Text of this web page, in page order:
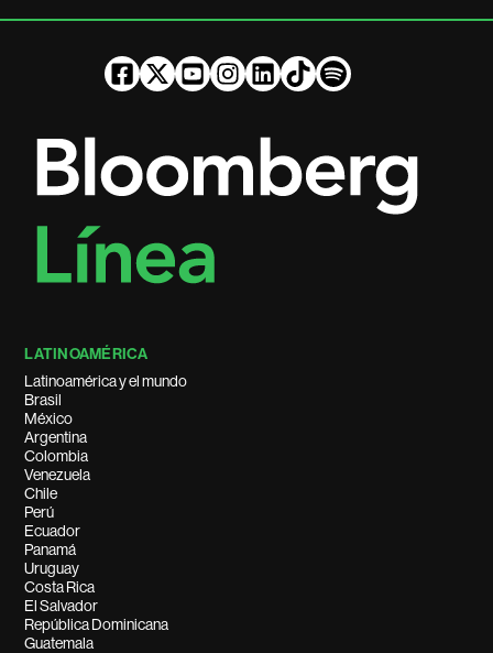
LATINOAMÉRICA
Latinoamérica y el mundo
Brasil
México
Argentina
Colombia
Venezuela
Chile
Perú
Ecuador
Panamá
Uruguay
Costa Rica
El Salvador
República Dominicana
Guatemala